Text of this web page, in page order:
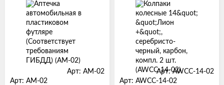
Арт: AM-02
Арт: AM-02
Арт: AWCC-14-02
Арт: AWCC-14-02